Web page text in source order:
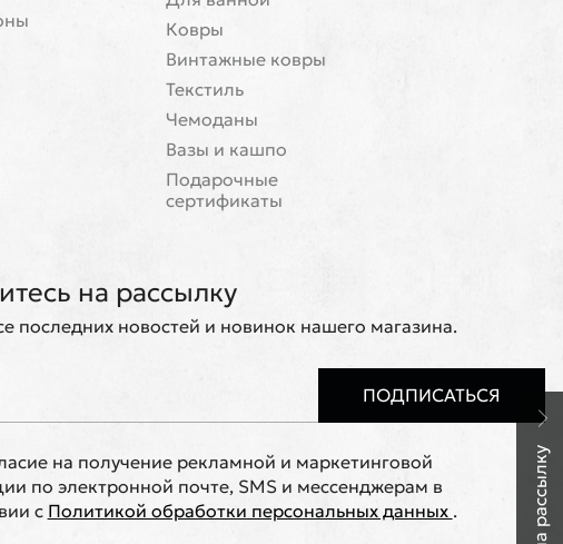
Ковры
Винтажные ковры
Текстиль
Чемоданы
Вазы и кашпо
Подарочные
сертификаты
на рассылку
последних новостей и новинок нашего магазина.
ПОДПИСАТЬСЯ
на получение рекламной и маркетинговой
по электронной почте, SMS и мессенджерам в
с Политикой обработки персональных данных .